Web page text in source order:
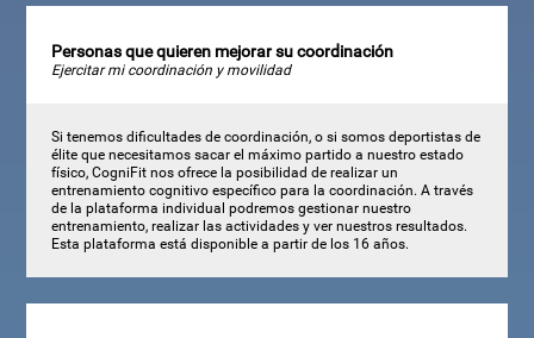
Personas que quieren mejorar su coordinación
Ejercitar mi coordinación y movilidad
Si tenemos dificultades de coordinación, o si somos deportistas de
élite que necesitamos sacar el máximo partido a nuestro estado
físico, CogniFit nos ofrece la posibilidad de realizar un
entrenamiento cognitivo específico para la coordinación. A través
de la plataforma individual podremos gestionar nuestro
entrenamiento, realizar las actividades y ver nuestros resultados.
Esta plataforma está disponible a partir de los 16 años.